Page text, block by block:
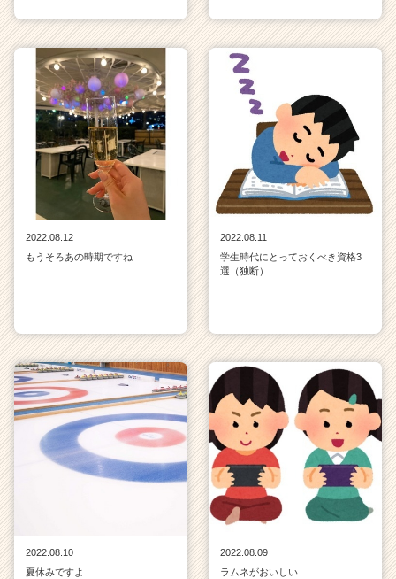
2022.08.12
もうそろあの時期ですね
2022.08.11
学生時代にとっておくべき資格3
選（独断）
2022.08.10
夏休みですよ
2022.08.09
ラムネがおいしい